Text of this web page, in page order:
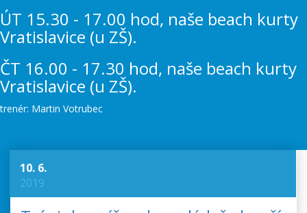
ÚT 15.30 - 17.00 hod, naše beach kurty
Vratislavice (u ZŠ).
ČT 16.00 - 17.30 hod, naše beach kurty
Vratislavice (u ZŠ).
trenér: Martin Votrubec
10. 6.
2019